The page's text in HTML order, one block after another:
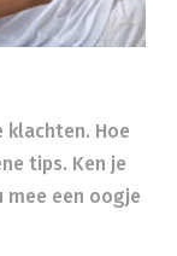
klachten. Hoe
tips. Ken je
mee een oogje